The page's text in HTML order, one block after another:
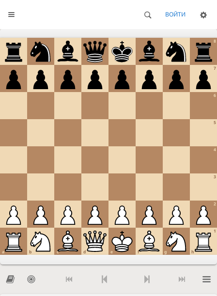
ВОЙТИ
1
2
3
4
5
6
7
8
a b c d e f g h